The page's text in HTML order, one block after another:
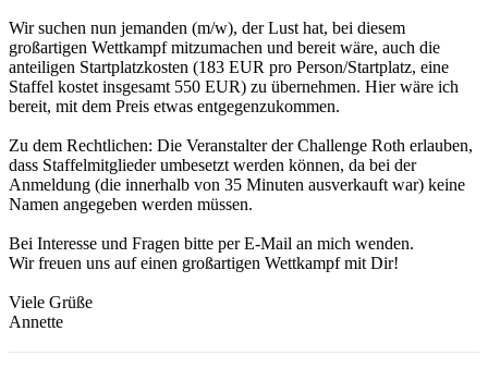
Wir suchen nun jemanden (m/w), der Lust hat, bei diesem
großartigen Wettkampf mitzumachen und bereit wäre, auch die
anteiligen Startplatzkosten (183 EUR pro Person/Startplatz, eine
Staffel kostet insgesamt 550 EUR) zu übernehmen. Hier wäre ich
bereit, mit dem Preis etwas entgegenzukommen.
Zu dem Rechtlichen: Die Veranstalter der Challenge Roth erlauben,
dass Staffelmitglieder umbesetzt werden können, da bei der
Anmeldung (die innerhalb von 35 Minuten ausverkauft war) keine
Namen angegeben werden müssen.
Bei Interesse und Fragen bitte per E-Mail an mich wenden.
Wir freuen uns auf einen großartigen Wettkampf mit Dir!
Viele Grüße
Annette